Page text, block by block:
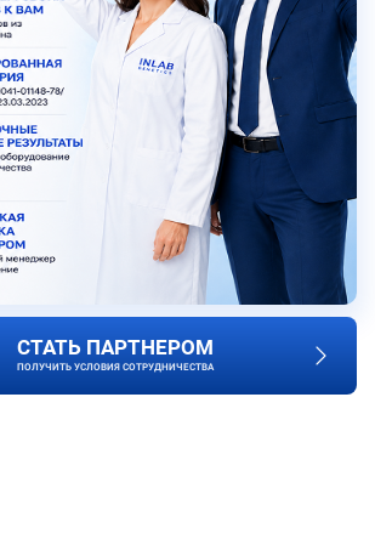
СТАТЬ ПАРТНЕРОМ
ПОЛУЧИТЬ УСЛОВИЯ СОТРУДНИЧЕСТВА